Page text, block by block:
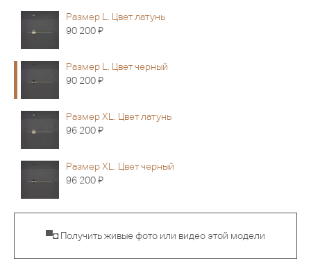
Размер L. Цвет латунь
90 200Я
Размер L. Цвет черный
90 200Я
Размер XL. Цвет латунь
96 200Я
Размер XL. Цвет черный
96 200Я
▀◘ Получить живые фото или видео этой модели